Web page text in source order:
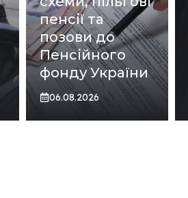
пенсії та
позови до
Пенсійного
фонду України
06.08.2026